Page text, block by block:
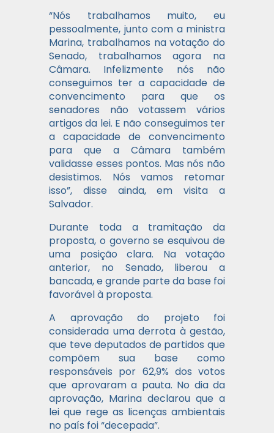
“Nós trabalhamos muito, eu
pessoalmente, junto com a ministra
Marina, trabalhamos na votação do
Senado, trabalhamos agora na
Câmara. Infelizmente nós não
conseguimos ter a capacidade de
convencimento para que os
senadores não votassem vários
artigos da lei. E não conseguimos ter
a capacidade de convencimento
para que a Câmara também
validasse esses pontos. Mas nós não
desistimos. Nós vamos retomar
isso”, disse ainda, em visita a
Salvador.
Durante toda a tramitação da
proposta, o governo se esquivou de
uma posição clara. Na votação
anterior, no Senado, liberou a
bancada, e grande parte da base foi
favorável à proposta.
A aprovação do projeto foi
considerada uma derrota à gestão,
que teve deputados de partidos que
compõem sua base como
responsáveis por 62,9% dos votos
que aprovaram a pauta. No dia da
aprovação, Marina declarou que a
lei que rege as licenças ambientais
no país foi “decepada”.